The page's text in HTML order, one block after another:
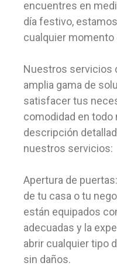
encuentres en
día festivo,
cualquier momento
Nuestros servicios
amplia gama de
satisfacer tus
comodidad en todo
descripción
nuestros servicios:
Apertura de
de tu casa o tu
están equipados
adecuadas y la
abrir cualquier tipo
sin daños.